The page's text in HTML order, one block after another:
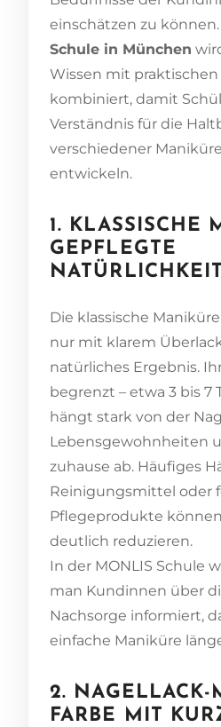
einschätzen zu
Schule in München
Wissen mit
kombiniert, damit
Verständnis für die
verschiedener
entwickeln.
1. KLASSISCHE
GEPFLEGTE
NATÜRLICHKEIT
Die klassische
nur mit klarem
natürliches Ergebnis.
begrenzt – etwa 3 bis 7
hängt stark von der
Lebensgewohnheiten
zuhause ab. Häufiges
Reinigungsmittel oder
Pflegeprodukte
deutlich reduzieren.
In der MONLIS Schule
man Kundinnen über
Nachsorge informiert,
einfache Maniküre
2. NAGELLACK-
FARBE MIT